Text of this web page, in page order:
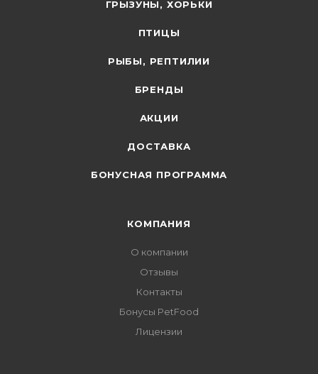
ГРЫЗУНЫ, ХОРЬКИ
ПТИЦЫ
РЫБЫ, РЕПТИЛИИ
БРЕНДЫ
АКЦИИ
ДОСТАВКА
БОНУСНАЯ ПРОГРАММА
КОМПАНИЯ
О компании
Отзывы
Контакты
Бонусы PetFood
Лицензии